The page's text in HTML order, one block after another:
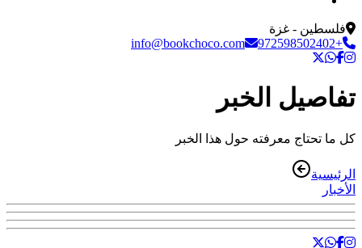
فلسطين - غزة
+972598502402
info@bookchoco.com
تفاصيل الخبر
كل ما تحتاج معرفته حول هذا الخبر
الرئيسية
الأخبار